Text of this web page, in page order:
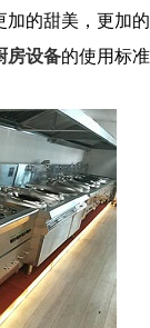
加的甜美，更加的
房设备的使用标准